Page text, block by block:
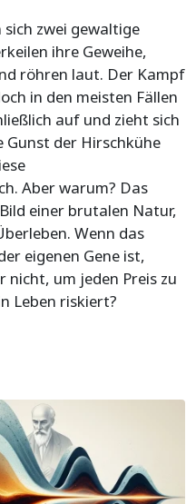
zwei gewaltige
ihre Geweihe,
röhren laut. Der Kampf
in den meisten Fällen
auf und zieht sich
Gunst der Hirschkühe
Aber warum? Das
einer brutalen Natur,
Wenn das
eigenen Gene ist,
nicht, um jeden Preis zu
Leben riskiert?